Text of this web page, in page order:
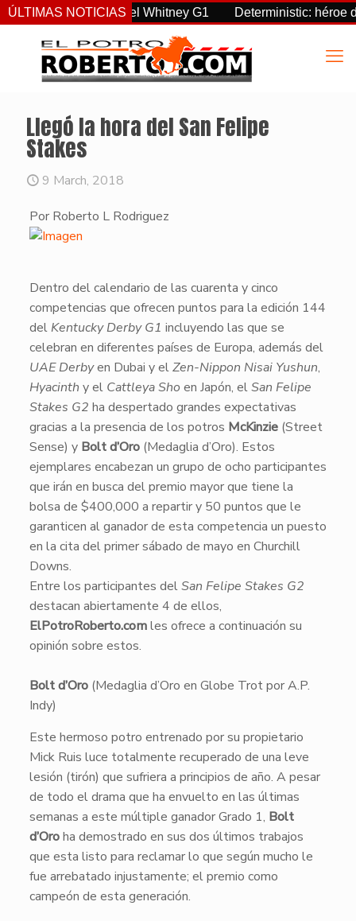
ÚLTIMAS NOTICIAS
supremo en el Whitney G1 Deterministic: héroe del
Llegó la hora del San Felipe
Stakes
9 March, 2018
Por Roberto L Rodriguez
​Dentro del calendario de las cuarenta y cinco
competencias que ofrecen puntos para la edición 144
del Kentucky Derby G1 incluyendo las que se
celebran en diferentes países de Europa, además del
UAE Derbyen Dubai y elZen-Nippon Nisai Yushun,
Hyacinth y el Cattleya Sho en Japón, elSan Felipe
Stakes G2 ha despertado grandes expectativas
gracias a la presencia de los potros McKinzie(Street
Sense) y Bolt d’Oro(Medaglia d’Oro). Estos
ejemplares encabezan un grupo de ocho participantes
que irán en busca del premio mayor que tiene la
bolsa de $400,000 a repartir y 50 puntos que le
garanticen al ganador de esta competencia un puesto
en la cita del primer sábado de mayo en Churchill
Downs.
​Entre los participantes delSan Felipe Stakes G2
destacan abiertamente 4 de ellos,
ElPotroRoberto.comles ofrece a continuación su
opinión sobre estos.
Bolt d’Oro(Medaglia d’Oro en Globe Trot por A.P.
Indy)
Este hermoso potro entrenado por su propietario
Mick Ruis luce totalmente recuperado de una leve
lesión (tirón) que sufriera a principios de año. A pesar
de todo el drama que ha envuelto en las últimas
semanas a este múltiple ganador Grado 1, Bolt
d’Oroha demostrado en sus dos últimos trabajos
que esta listo para reclamar lo que según mucho le
fue arrebatado injustamente; el premio como
campeón de esta generación.